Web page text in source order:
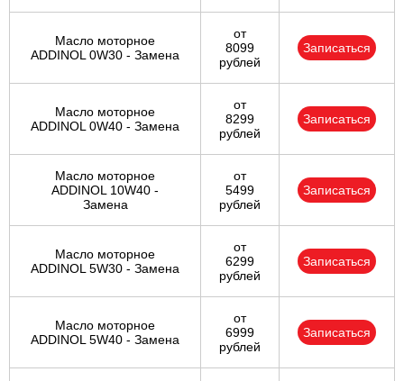
Масло моторное
ADDINOL 0W30 - Замена
от
8099
рублей
Записаться
Масло моторное
ADDINOL 0W40 - Замена
от
8299
рублей
Записаться
Масло моторное
ADDINOL 10W40 -
Замена
от
5499
рублей
Записаться
Масло моторное
ADDINOL 5W30 - Замена
от
6299
рублей
Записаться
Масло моторное
ADDINOL 5W40 - Замена
от
6999
рублей
Записаться